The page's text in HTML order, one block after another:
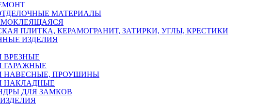
МАТЕРИАЛЫ
ПЛИТКА, КЕРАМОГРАНИТ, ЗАТИРКИ, УГЛЫ, КРЕСТИКИ
ИЗДЕЛИЯ
ВРЕЗНЫЕ
ГАРАЖНЫЕ
НАВЕСНЫЕ, ПРОУШИНЫ
НАКЛАДНЫЕ
ДЛЯ ЗАМКОВ